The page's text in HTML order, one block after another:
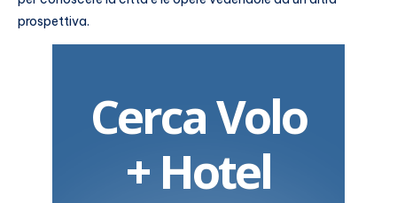
prospettiva.
Cerca Volo
+ Hotel